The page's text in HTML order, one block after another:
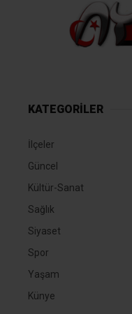
KATEGORİLER
İlçeler
Güncel
Kültür-Sanat
Sağlık
Siyaset
Spor
Yaşam
Künye